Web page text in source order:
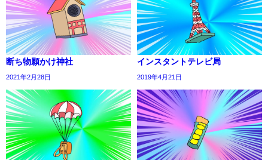
断ち物願かけ神社
2021年2月28日
インスタントテレビ局
2019年4月21日